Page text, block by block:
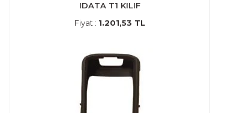
IDATA T1 KILIF
Fiyat : 1.201,53 TL